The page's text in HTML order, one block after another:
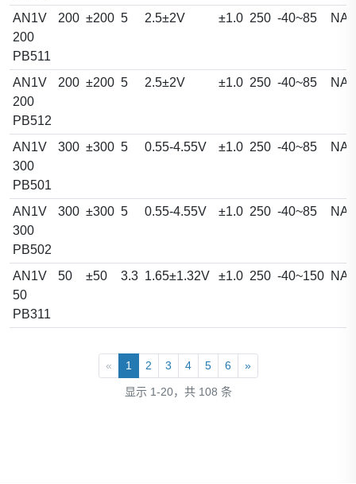
AN1V
200
PB511
200 ±200 5 2.5±2V ±1.0 250 -40~85 NA
AN1V
200
PB512
200 ±200 5 2.5±2V ±1.0 250 -40~85 NA
AN1V
300
PB501
300 ±300 5 0.55-4.55V ±1.0 250 -40~85 NA
AN1V
300
PB502
300 ±300 5 0.55-4.55V ±1.0 250 -40~85 NA
AN1V
50
PB311
50 ±50 3.3 1.65±1.32V ±1.0 250 -40~150 NA
« 1 2 3 4 5 6 »
显示 1-20，共 108 条